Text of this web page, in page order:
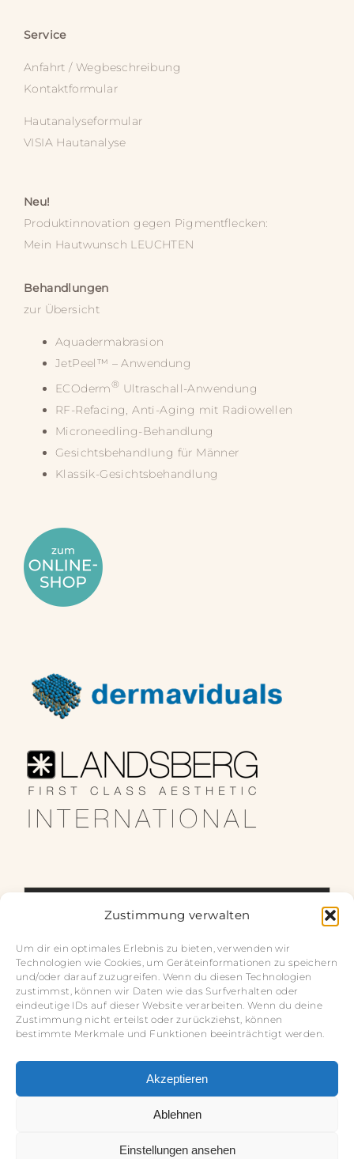
Zustimmung verwalten
Um dir ein optimales Erlebnis zu bieten, verwenden wir
Technologien wie Cookies, um Geräteinformationen zu speichern
und/oder darauf zuzugreifen. Wenn du diesen Technologien
zustimmst, können wir Daten wie das Surfverhalten oder
eindeutige IDs auf dieser Website verarbeiten. Wenn du deine
Zustimmung nicht erteilst oder zurückziehst, können
bestimmte Merkmale und Funktionen beeinträchtigt werden.
Akzeptieren
Ablehnen
Einstellungen ansehen
Service
Anfahrt / Wegbeschreibung
Kontaktformular
Hautanalyseformular
VISIA Hautanalyse
Neu!
Produktinnovation gegen Pigmentflecken:
Mein Hautwunsch LEUCHTEN
Behandlungen
zur Übersicht
Aquadermabrasion
JetPeel™ – Anwendung
ECOderm® Ultraschall-Anwendung
RF-Refacing, Anti-Aging mit Radiowellen
Microneedling-Behandlung
Gesichtsbehandlung für Männer
Klassik-Gesichtsbehandlung